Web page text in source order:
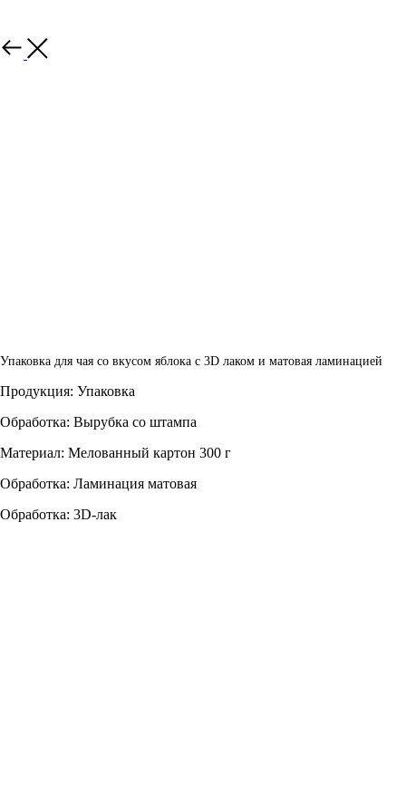
Назад
Упаковка для чая со вкусом яблока с 3D лаком и матовая ламинацией
Продукция: Упаковка
Обработка: Вырубка со штампа
Материал: Мелованный картон 300 г
Обработка: Ламинация матовая
Обработка: 3D-лак